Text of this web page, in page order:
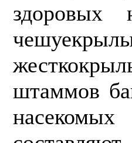
здоровых
штаммов